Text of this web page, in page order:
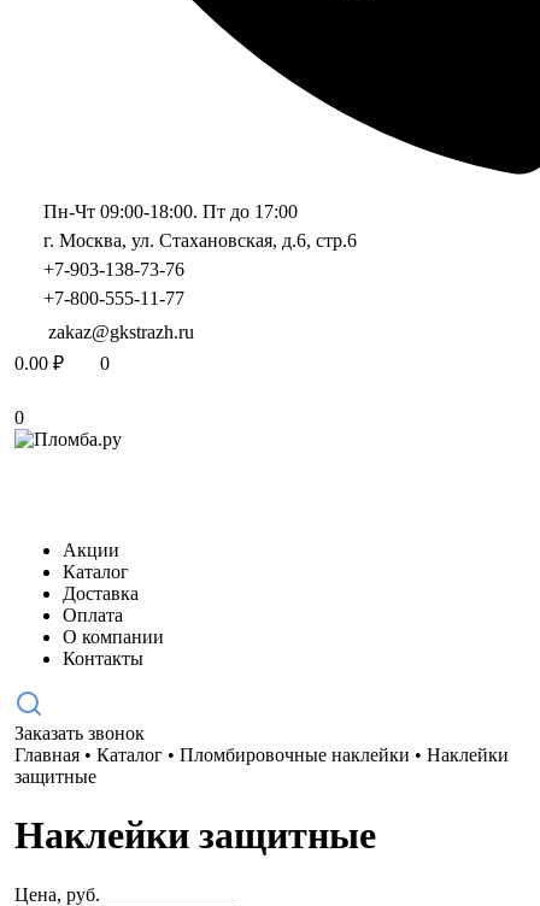
Пн-Чт 09:00-18:00. Пт до 17:00
г. Москва, ул. Стахановская, д.6, стр.6
+7-903-138-73-76
+7-800-555-11-77
zakaz@gkstrazh.ru
0.00 ₽ 0
0
Акции
Каталог
Доставка
Оплата
О компании
Контакты
Заказать звонок
Главная • Каталог • Пломбировочные наклейки • Наклейки
защитные
Наклейки защитные
Цена, руб.